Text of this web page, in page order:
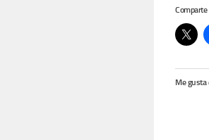
Comparte
Me gusta